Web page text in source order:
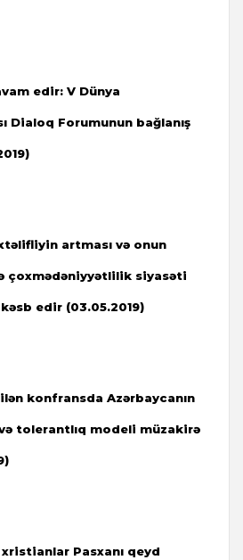
edir: V Dünya
Dialoq Forumunun bağlanış
artması və onun
çoxmədəniyyətlilik siyasəti
edir (03.05.2019)
konfransda Azərbaycanın
tolerantlıq modeli müzakirə
Pasxanı qeyd